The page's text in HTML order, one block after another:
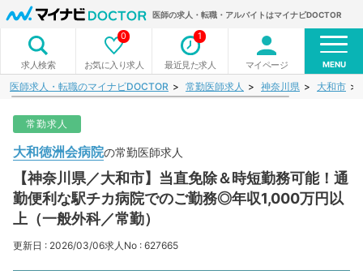
医師の求人・転職・アルバイトはマイナビDOCTOR
求人検索 お気に入り求人
0
最近見た求人
1
マイページ MENU
医師求人・転職のマイナビDOCTOR 常勤医師求人 神奈川県 大和市
常勤求人
大和徳洲会病院の常勤医師求人
【神奈川県／大和市】当直免除＆時短勤務可能！通
勤便利な駅チカ病院でのご勤務◎年収1,000万円以
上（一般外科／常勤）
更新日 : 2026/03/06求人No : 627665